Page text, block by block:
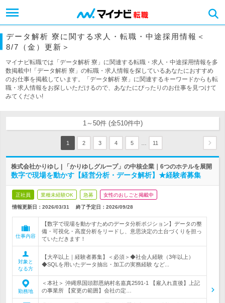
データ解析 寮に関する求人・転職・中途採用情報＜
8/7（金）更新＞
マイナビ転職では「データ解析 寮」に関連する転職・求人・中途採用情報を多
数掲載中!「データ解析 寮」の転職・求人情報を探しているあなたにおすすめ
のお仕事を掲載しています。「データ解析 寮」に関連するキーワードからも転
職・求人情報をお探しいただけるので、あなたにぴったりのお仕事を見つけて
みてください!
1～50件 (全510件中)
1 2 3 4 5 11
株式会社かりゆし | 「かりゆしグループ」の中核企業｜6つのホテルを展開
数字で現場を動かす【経営分析・データ解析】★経験者募集
正社員 業種未経験OK 急募 女性のおしごと掲載中
情報更新日：2026/03/31 終了予定日： 2026/09/28
仕事内容
【数字で現場を動かすためのデータ分析ポジション】データの整
備・可視化・高度分析をリードし、意思決定の土台づくりを担っ
ていただきます！
対象と
なる方
【大卒以上｜経験者募集】＜必須＞◆社会人経験（3年以上）
◆SQLを用いたデータ抽出・加工の実務経験 など...
勤務地
＜本社＞ 沖縄県国頭郡恩納村名嘉真2591-1 【雇入れ直後】上記
の事業所 【変更の範囲】会社の定…